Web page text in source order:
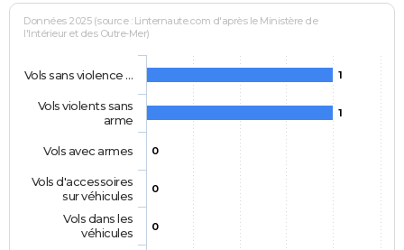
Données 2025 (source : Linternaute.com d'après le Ministère de
l'Intérieur et des Outre-Mer)
1
1
0
0
0
Vols sans violence …
Vols violents sans
arme
Vols avec armes
Vols d'accessoires
sur véhicules
Vols dans les
véhicules